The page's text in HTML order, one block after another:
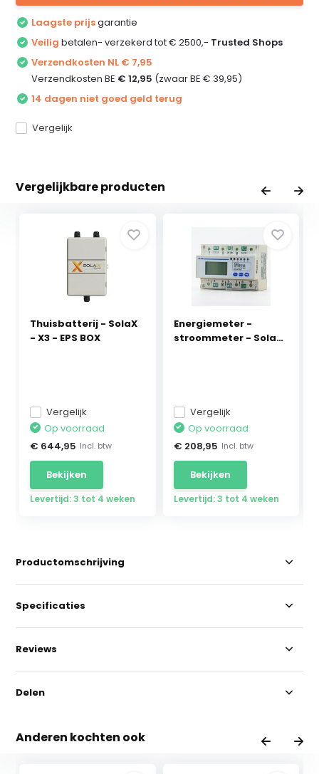
Laagste prijsgarantie
Veilig betalen- verzekerd tot € 2500,- Trusted Shops
Verzendkosten NL € 7,95
Verzendkosten BE € 12,95 (zwaar BE € 39,95)
14 dagen niet goed geld terug
Vergelijk
Vergelijkbare producten
Thuisbatterij - SolaX
- X3 - EPS BOX
Vergelijk
Op voorraad
€ 644,95 Incl. btw
Bekijken
Levertijd: 3 tot 4 weken
Energiemeter -
stroommeter - SolaX
Vergelijk
Op voorraad
€ 208,95 Incl. btw
Bekijken
Levertijd: 3 tot 4 weken
Productomschrijving
Specificaties
Reviews
Delen
Anderen kochten ook